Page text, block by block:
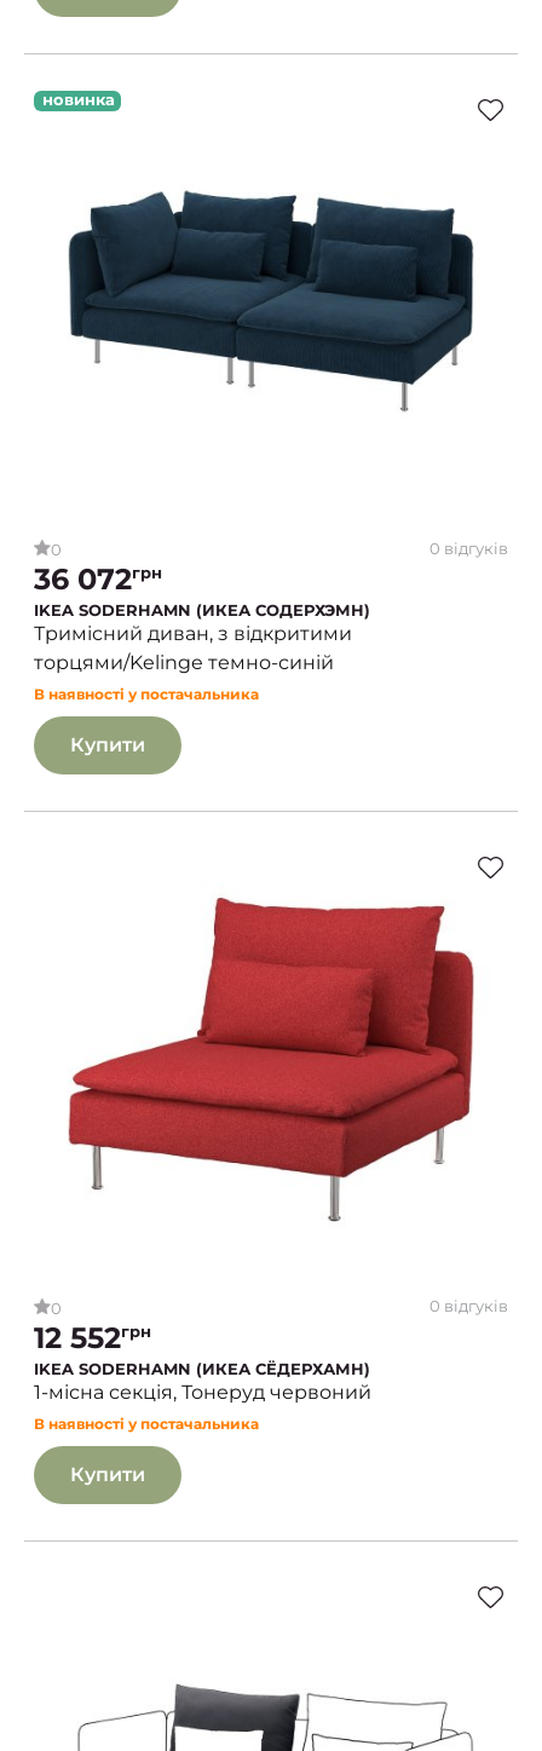
новинка
0 0 відгуків
36 072грн
IKEA SODERHAMN (ИКЕА СОДЕРХЭМН)
Тримісний диван, з відкритими
торцями/Kelinge темно-синій
В наявності у постачальника
Купити
0 0 відгуків
12 552грн
IKEA SODERHAMN (ИКЕА СЁДЕРХАМН)
1-місна секція, Тонеруд червоний
В наявності у постачальника
Купити